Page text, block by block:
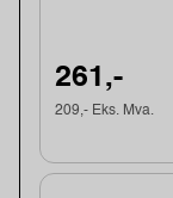
261,-
209,- Eks. Mva.